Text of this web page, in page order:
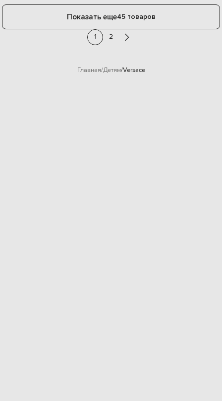
Показать еще45 товаров
1 2
Главная Детям Versace